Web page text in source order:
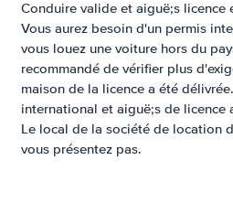
Conduire valide et aiguë;s licence
Vous aurez besoin d'un permis
vous louez une voiture hors du
recommandé de vérifier plus
maison de la licence a été
international et aiguë;s de licence
Le local de la société de location
vous présentez pas.